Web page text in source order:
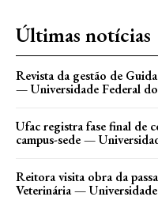
Últimas notícias
Revista da gestão de
— Universidade Federal
Ufac registra fase final de
campus-sede —
Reitora visita obra da
Veterinária —